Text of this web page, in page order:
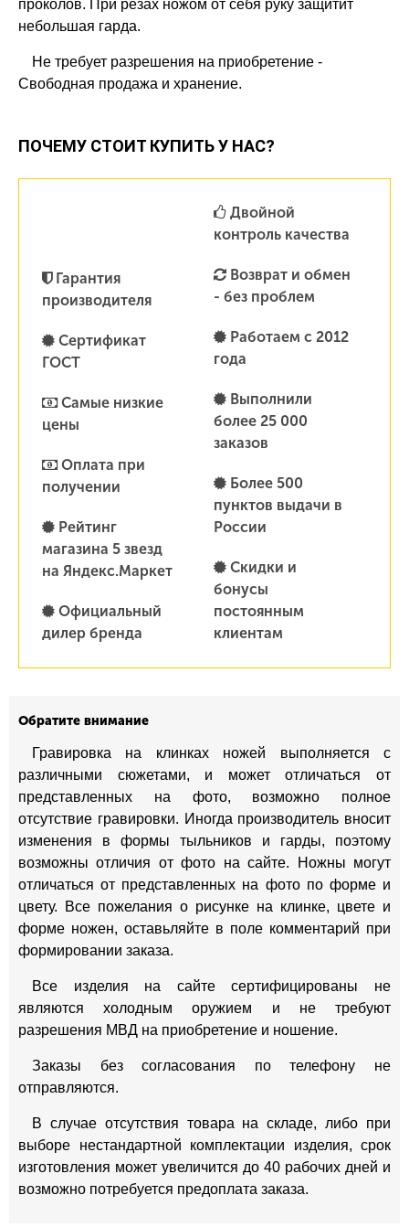
проколов. При резах ножом от себя руку защитит
небольшая гарда.
Не требует разрешения на приобретение -
Свободная продажа и хранение.
ПОЧЕМУ СТОИТ КУПИТЬ У НАС?
Гарантия
производителя
Сертификат
ГОСТ
Самые низкие
цены
Оплата при
получении
Рейтинг
магазина 5 звезд
на Яндекс.Маркет
Официальный
дилер бренда
Двойной
контроль качества
Возврат и обмен
- без проблем
Работаем с 2012
года
Выполнили
более 25 000
заказов
Более 500
пунктов выдачи в
России
Скидки и
бонусы
постоянным
клиентам
Обратите внимание
Гравировка на клинках ножей выполняется с
различными сюжетами, и может отличаться от
представленных на фото, возможно полное
отсутствие гравировки. Иногда производитель вносит
изменения в формы тыльников и гарды, поэтому
возможны отличия от фото на сайте. Ножны могут
отличаться от представленных на фото по форме и
цвету. Все пожелания о рисунке на клинке, цвете и
форме ножен, оставьляйте в поле комментарий при
формировании заказа.
Все изделия на сайте сертифицированы не
являются холодным оружием и не требуют
разрешения МВД на приобретение и ношение.
Заказы без согласования по телефону не
отправляются.
В случае отсутствия товара на складе, либо при
выборе нестандартной комплектации изделия, срок
изготовления может увеличится до 40 рабочих дней и
возможно потребуется предоплата заказа.